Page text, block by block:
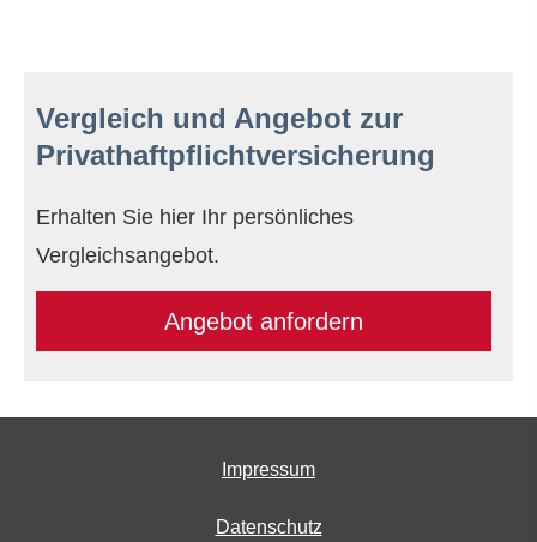
Vergleich und Angebot zur
Privathaftpflichtversicherung
Erhalten Sie hier Ihr persönliches
Vergleichsangebot.
An­ge­bot an­for­dern
Impressum
Datenschutz